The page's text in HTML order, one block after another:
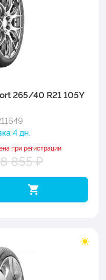
265/40 R21 105Y
4 дн.
при регистрации
855 ₽